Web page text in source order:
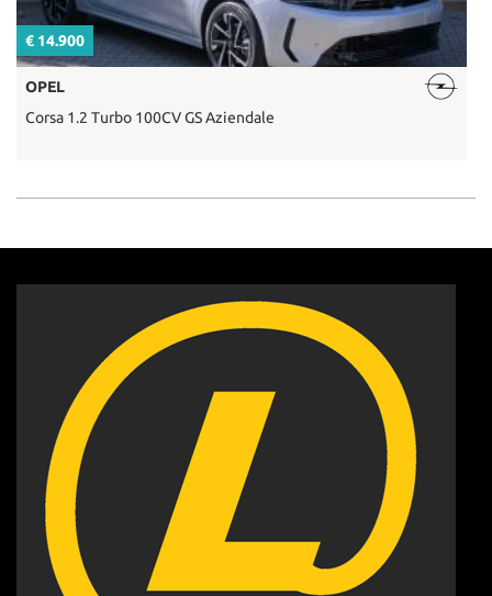
€ 14.900
OPEL
Corsa 1.2 Turbo 100CV GS Aziendale